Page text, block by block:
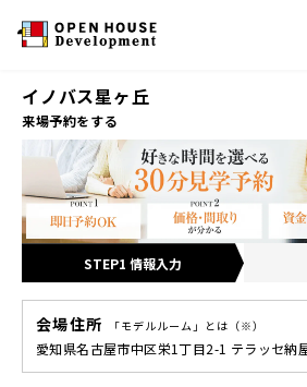
イノバス星ヶ丘
来場予約をする
STEP1 情報入力
会場住所 「モデルルーム」とは（※）
愛知県名古屋市中区栄1丁目2-1 テラッセ納